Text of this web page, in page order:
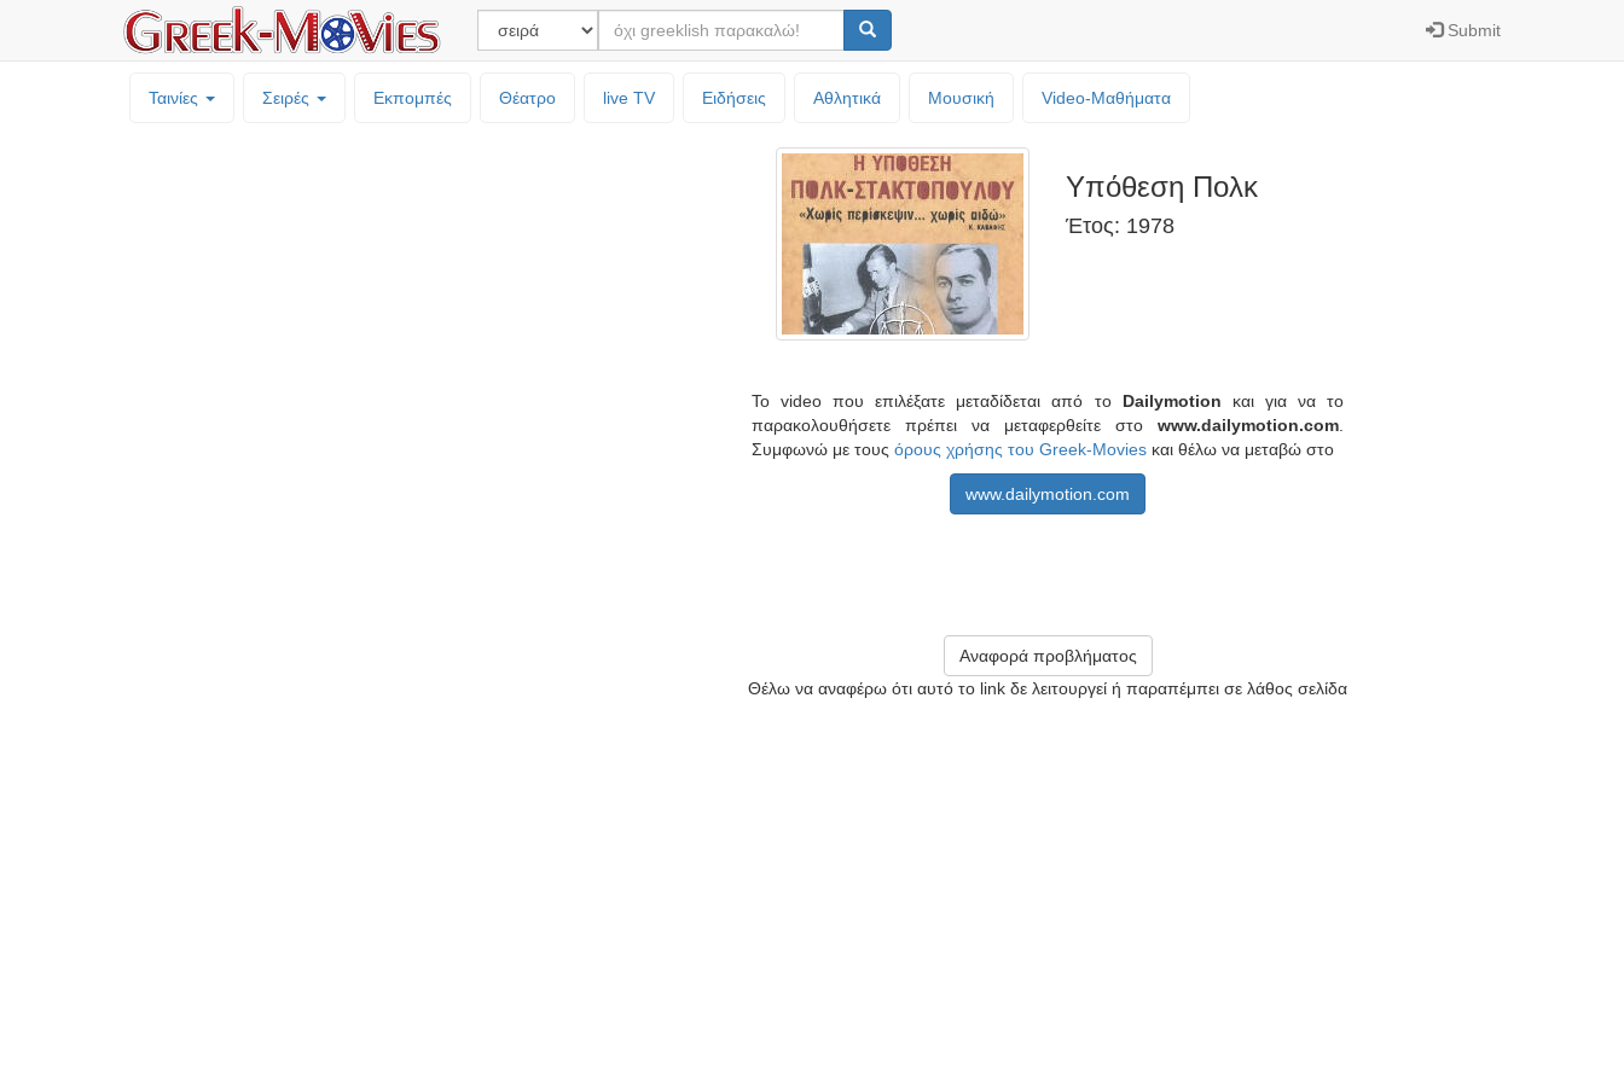
Submit
Ταινίες Σειρές Εκπομπές Θέατρο live TV Ειδήσεις Αθλητικά Μουσική Video-Mαθήματα
Υπόθεση Πολκ
Έτος: 1978
Το video που επιλέξατε μεταδίδεται από το Dailymotion και για να το
παρακολουθήσετε πρέπει να μεταφερθείτε στο www.dailymotion.com.
Συμφωνώ με τους όρους χρήσης του Greek-Moviesκαι θέλω να μεταβώ στο
www.dailymotion.com
Αναφορά προβλήματος
Θέλω να αναφέρω ότι αυτό το link δε λειτουργεί ή παραπέμπει σε λάθος σελίδα